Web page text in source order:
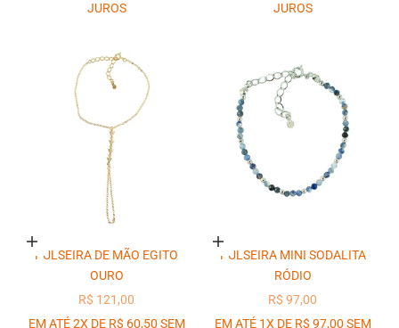
JUROS
JUROS
Adicionar ao carrinho
PULSEIRA DE MÃO EGITO
OURO
PREÇO PROMOCIONAL
R$ 121,00
EM ATÉ 2X DE R$ 60,50 SEM
Adicionar ao carrinho
PULSEIRA MINI SODALITA
RÓDIO
PREÇO PROMOCIONAL
R$ 97,00
EM ATÉ 1X DE R$ 97,00 SEM